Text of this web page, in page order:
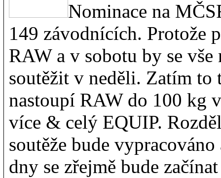
Nominace na
149 závodnících. Protože
RAW a v sobotu by se
soutěžit v neděli. Zatím to
nastoupí RAW do 100 kg
více & celý EQUIP.
soutěže bude
dny se zřejmě bude